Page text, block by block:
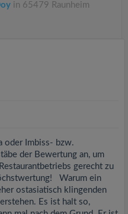
in 65479 Raunheim
oder Imbiss- bzw.
der Bewertung an, um
gerecht zu
Warum ein
ostasiatisch klingenden
Es ist halt so,